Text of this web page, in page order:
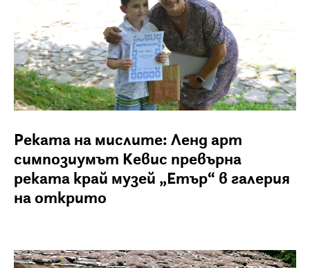
Реката на мислите: Ленд арт
симпозиумът Кевис превърна
реката край музей „Етър“ в галерия
на открито